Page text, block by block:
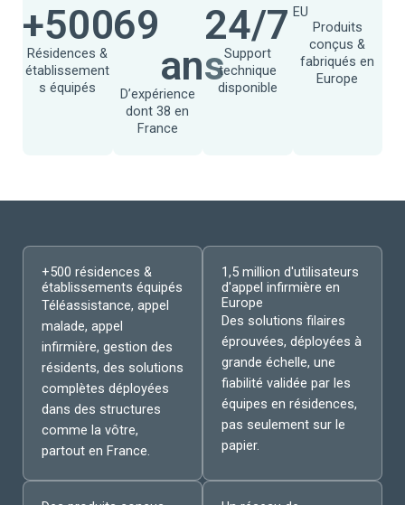
+500
Résidences &
établissement
s équipés
69
ans
D’expérience
dont 38 en
France
24/7
Support
technique
disponible
EU
Produits
conçus &
fabriqués en
Europe
+500 résidences &
établissements équipés
Téléassistance, appel
malade, appel
infirmière, gestion des
résidents, des solutions
complètes déployées
dans des structures
comme la vôtre,
partout en France.
1,5 million d'utilisateurs
d'appel infirmière en
Europe
Des solutions filaires
éprouvées, déployées à
grande échelle, une
fiabilité validée par les
équipes en résidences,
pas seulement sur le
papier.